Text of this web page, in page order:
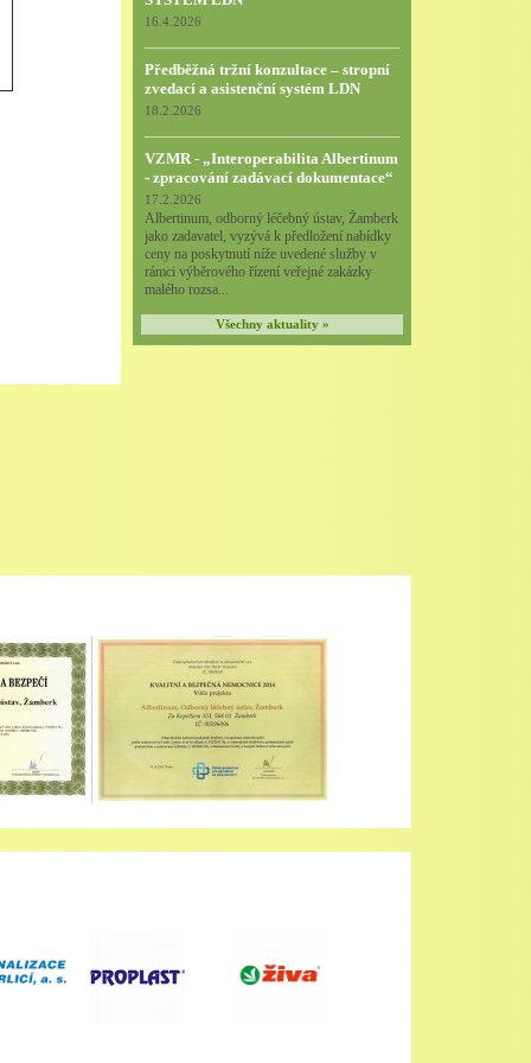
16.4.2026
Předběžná tržní konzultace – stropní
zvedací a asistenční systém LDN
18.2.2026
VZMR - „Interoperabilita Albertinum
- zpracování zadávací dokumentace“
17.2.2026
Albertinum, odborný léčebný ústav, Žamberk
jako zadavatel, vyzývá k předložení nabídky
ceny na poskytnutí níže uvedené služby v
rámci výběrového řízení veřejné zakázky
malého rozsa...
Všechny aktuality »